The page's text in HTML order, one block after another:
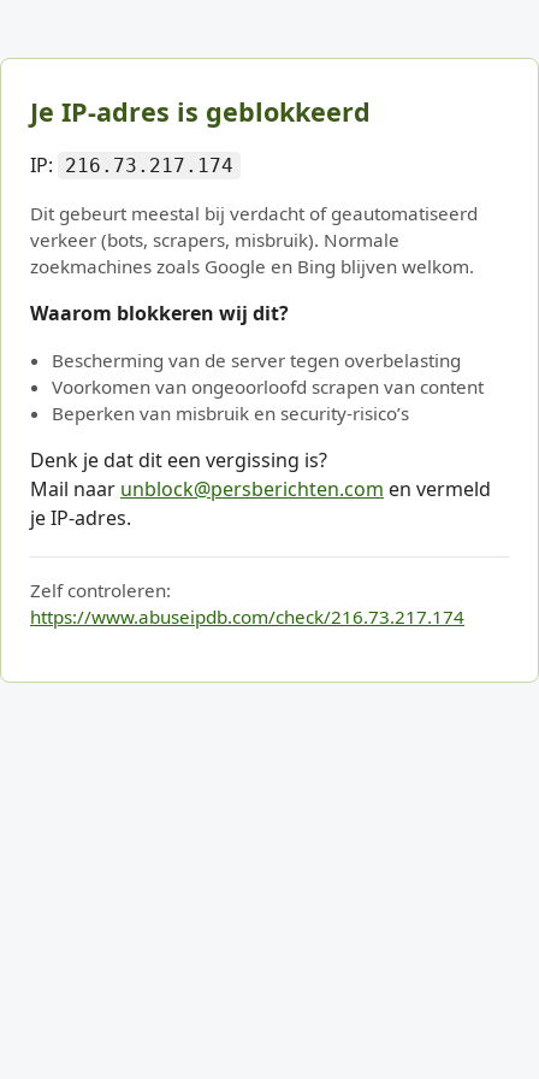
Je IP-adres is geblokkeerd
IP: 216.73.217.174
Dit gebeurt meestal bij verdacht of geautomatiseerd
verkeer (bots, scrapers, misbruik). Normale
zoekmachines zoals Google en Bing blijven welkom.
Waarom blokkeren wij dit?
Bescherming van de server tegen overbelasting
Voorkomen van ongeoorloofd scrapen van content
Beperken van misbruik en security-risico’s
Denk je dat dit een vergissing is?
Mail naar unblock@persberichten.com en vermeld
je IP-adres.
Zelf controleren:
https://www.abuseipdb.com/check/216.73.217.174